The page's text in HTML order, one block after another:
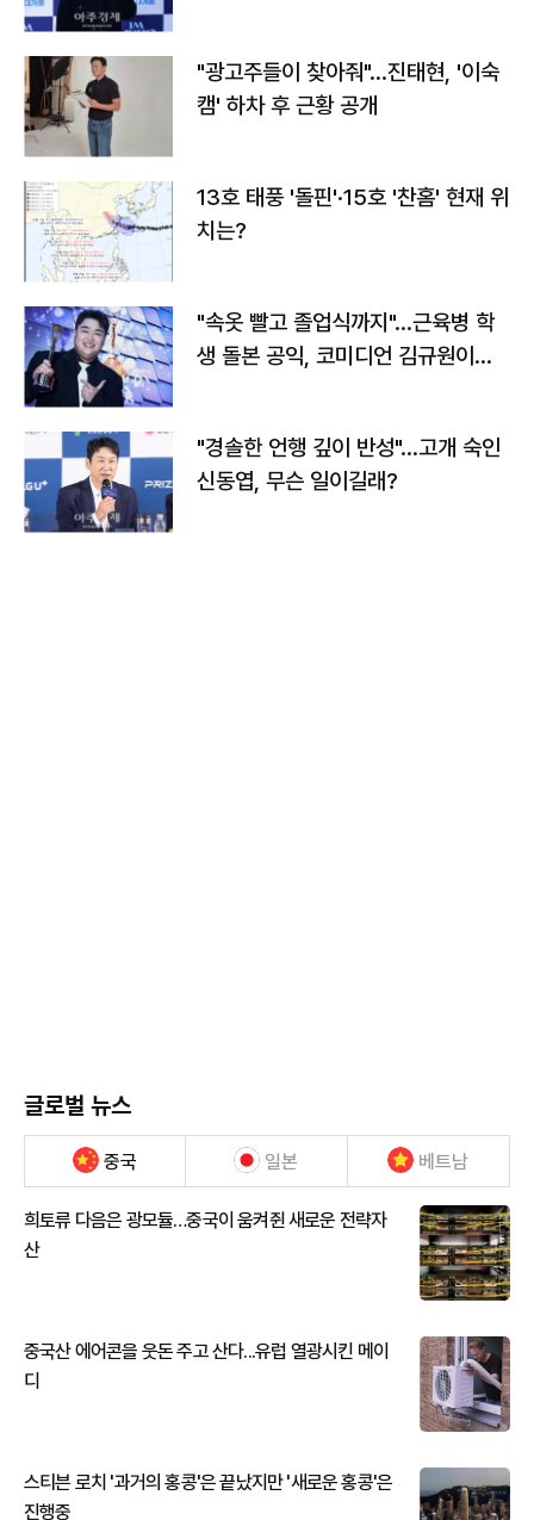
"광고주들이 찾아줘"…진태현, '이숙
캠' 하차 후 근황 공개
13호 태풍 '돌핀'·15호 '찬홈' 현재 위
치는?
"속옷 빨고 졸업식까지"…근육병 학
생 돌본 공익, 코미디언 김규원이었
"경솔한 언행 깊이 반성"…고개 숙인
신동엽, 무슨 일이길래?
글로벌 뉴스
중국 일본 베트남
희토류 다음은 광모듈…중국이 움켜쥔 새로운 전략자
산
중국산 에어콘을 웃돈 주고 산다...유럽 열광시킨 메이
디
스티븐 로치 '과거의 홍콩'은 끝났지만 '새로운 홍콩'은
진행중